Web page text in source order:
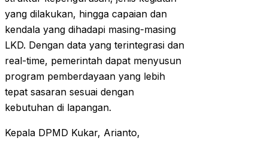
yang dilakukan, hingga capaian dan
kendala yang dihadapi masing-masing
LKD. Dengan data yang terintegrasi dan
real-time, pemerintah dapat menyusun
program pemberdayaan yang lebih
tepat sasaran sesuai dengan
kebutuhan di lapangan.
Kepala DPMD Kukar, Arianto,